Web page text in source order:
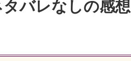
バレなしの感想